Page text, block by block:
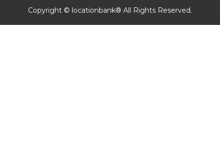
Copyright © locationbank® All Rights Reserved.